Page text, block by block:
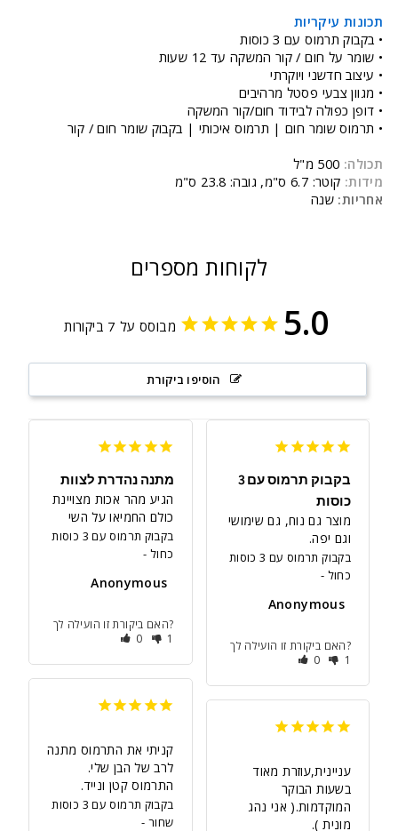
תכונות עיקריות
• בקבוק תרמוס עם 3 כוסות
• שומר על חום / קור המשקה עד 12 שעות
• עיצוב חדשני ויוקרתי
• מגוון צבעי פסטל מרהיבים
• דופן כפולה לבידוד חום/קור המשקה
• תרמוס שומר חום | תרמוס איכותי | בקבוק שומר חום / קור
תכולה:
מידות: קוטר: 6.7 ס"מ, גובה: 23.8 ס"מ
אחריות: שנה
לקוחות מספרים
5.0 מבוסס על 7 ביקורות
הוסיפו ביקורת
מתנה נהדרת לצוות
כולם החמיאו על השי
בקבוק תרמוס עם 3 כוסות
כחול
Anonymous
האם ביקורת זו הועילה לך?
0
1
בקבוק תרמוס עם 3
כוסות
וגם יפה.
בקבוק תרמוס עם 3 כוסות
כחול
Anonymous
האם ביקורת זו הועילה לך?
0
1
קניתי את התרמוס מתנה
התרמוס קטן ונייד.
בקבוק תרמוס עם 3 כוסות
שחור
עניינית,עוזרת מאוד
מונית ).